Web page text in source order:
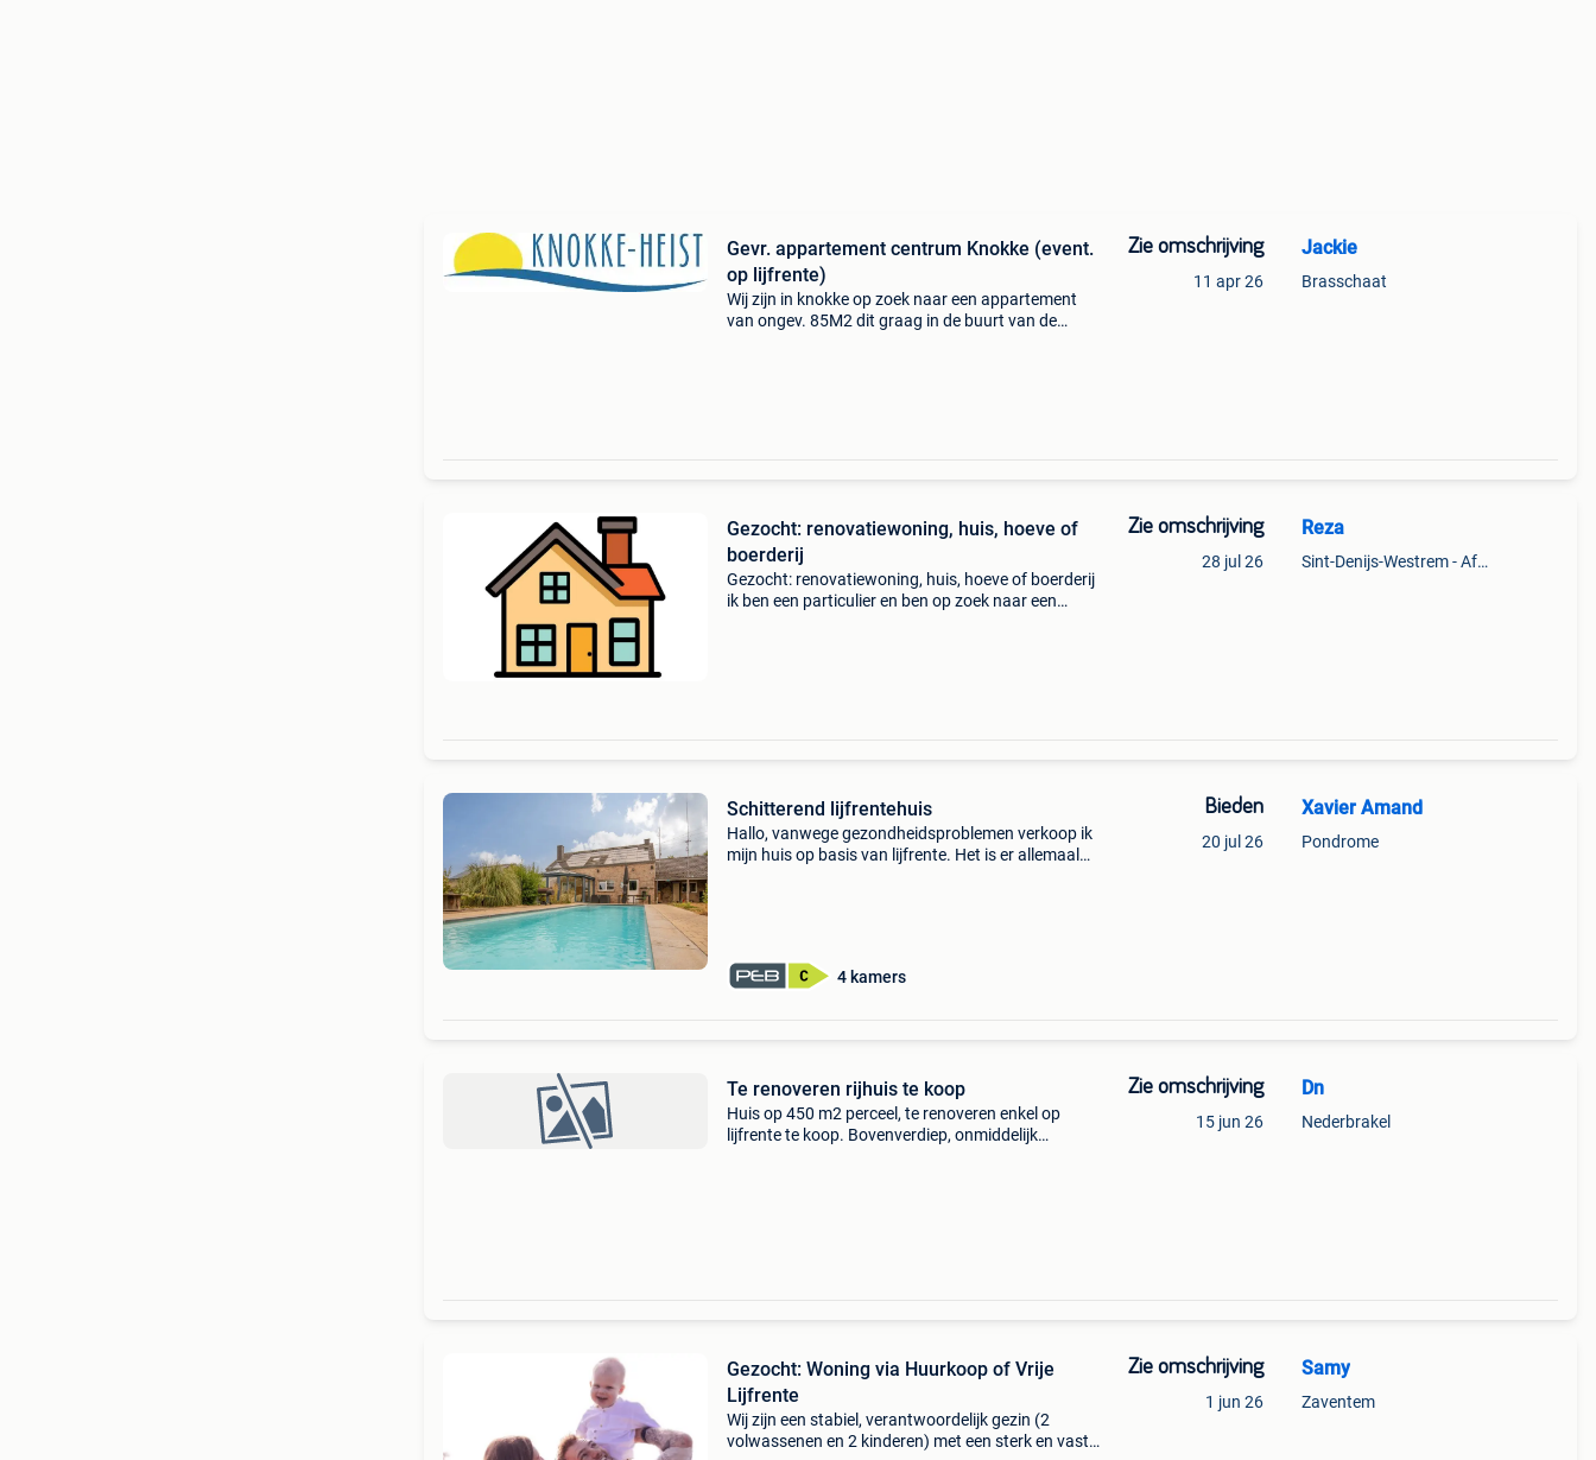
Gevr. appartement centrum Knokke (event.
op lijfrente)
Wij zijn in knokke op zoek naar een appartement
van ongev. 85M2 dit graag in de buurt van de
Zie omschrijving
11 apr 26
Jackie
Brasschaat
Gezocht: renovatiewoning, huis, hoeve of
boerderij
Gezocht: renovatiewoning, huis, hoeve of boerderij
ik ben een particulier en ben op zoek naar een
Zie omschrijving
28 jul 26
Reza
Sint-Denijs-Westrem - Afsnee
Schitterend lijfrentehuis
Hallo, vanwege gezondheidsproblemen verkoop ik
mijn huis op basis van lijfrente. Het is er allemaal
4 kamers
Bieden
20 jul 26
Xavier Amand
Pondrome
Te renoveren rijhuis te koop
Huis op 450 m2 perceel, te renoveren enkel op
lijfrente te koop. Bovenverdiep, onmiddelijk
Zie omschrijving
15 jun 26
Dn
Nederbrakel
Gezocht: Woning via Huurkoop of Vrije
Lijfrente
Wij zijn een stabiel, verantwoordelijk gezin (2
volwassenen en 2 kinderen) met een sterk en vast
Zie omschrijving
1 jun 26
Samy
Zaventem